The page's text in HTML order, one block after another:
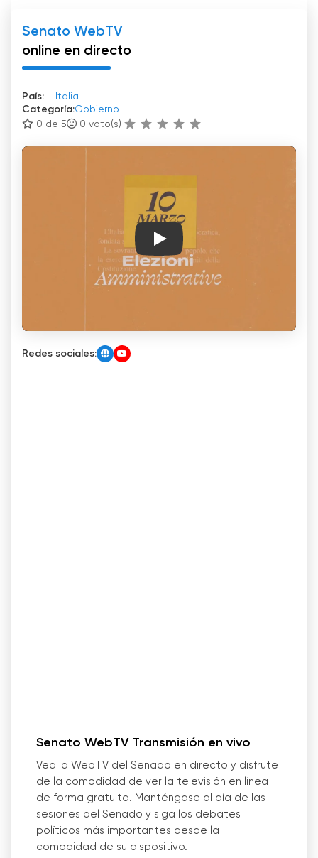
Senato WebTV
online en directo
País:
Italia
Categoría:Gobierno
0 de 5
0 voto(s)
Redes sociales:
Senato WebTV Transmisión en vivo
Vea la WebTV del Senado en directo y disfrute
de la comodidad de ver la televisión en línea
de forma gratuita. Manténgase al día de las
sesiones del Senado y siga los debates
políticos más importantes desde la
comodidad de su dispositivo.